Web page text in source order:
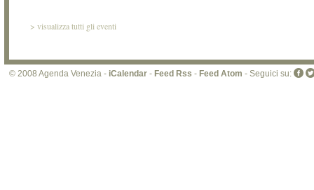
> visualizza tutti gli eventi
© 2008 Agenda Venezia - iCalendar - Feed Rss - Feed Atom - Seguici su: